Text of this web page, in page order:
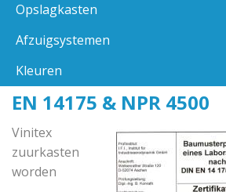
Opslagkasten
Afzuigsystemen
Kleuren
EN 14175 & NPR 4500
Vinitex
zuurkasten
worden